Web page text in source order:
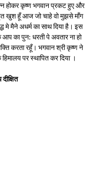
होकर कृष्ण भगवान प्रकट हुए और
खुश हूँ आज जो चाहे वो मुझसे माँग
मे मैने अधर्म का साथ दिया है। इस
का पुन: धरती पे अवतार ना हो
करता रहूँ। भगवान श्री कृष्ण ने
पर स्थापित कर दिया ।